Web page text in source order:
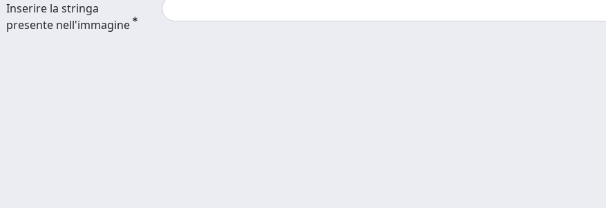
Inserire la stringa
presente nell'immagine